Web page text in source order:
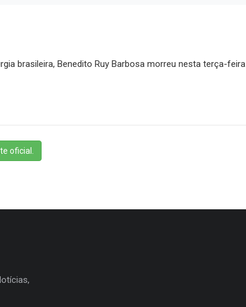
brasileira, Benedito Ruy Barbosa morreu nesta terça-feira
oficial.